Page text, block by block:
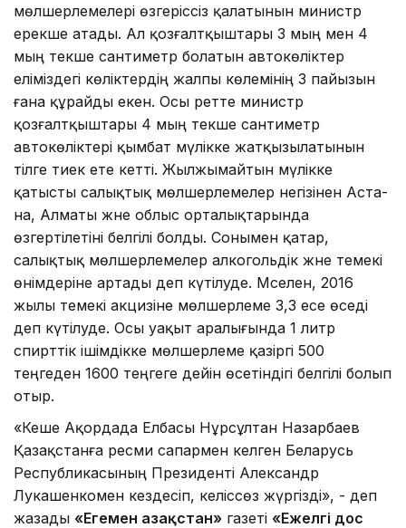
мөлшер­ле­мелері өзгеріссіз қалатынын министр
ерекше атады. Ал қоз­ғалтқыштары 3 мың мен 4
мың текше сантиметр болатын автокөліктер
еліміздегі көліктердің жалпы көлемінің 3 пайызын
ғана құрайды екен. Осы ретте министр
қозғалтқыштары 4 мың текше сантиметр
автокөліктері қымбат мүлікке жатқызылатынын
тілге тиек ете кетті. Жылжымайтын мү­лікке
қатысты салықтық мөл­шерлемелер негізінен Ас­та­
на, Алматы және облыс орталық­та­рында
өзгертілетіні белгілі болды. Сонымен қатар,
салықтық мөлшерлемелер алкогольдік және темекі
өнімдеріне артады деп күтілуде. Мәселен, 2016
жылы темекі акцизіне мөлшерлеме 3,3 есе өседі
деп күтілуде. Осы уақыт аралығында 1 литр
спирттік ішімдікке мөлшерлеме қазіргі 500
теңгеден 1600 теңгеге дейін өсетіндігі белгілі болып
отыр.
«Кеше Ақордада Елбасы Нұрсұлтан Назарбаев
Қазақстанға ресми сапармен келген Беларусь
Республикасының Президенті Александр
Лукашенкомен кездесіп, келіссөз жүргізді», - деп
жазады «Егемен Қазақстан» газеті «Ежелгі дос